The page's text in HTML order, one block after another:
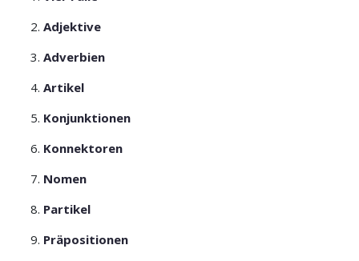
Adjektive
Adverbien
Artikel
Konjunktionen
Konnektoren
Nomen
Partikel
Präpositionen